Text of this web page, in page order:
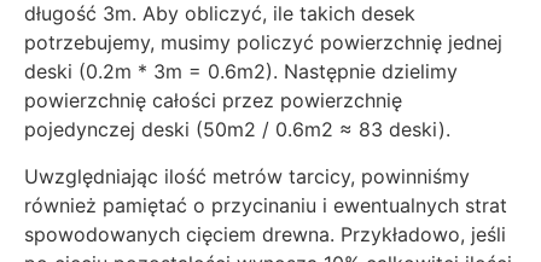
długość 3m. Aby obliczyć, ile takich desek
potrzebujemy, musimy policzyć powierzchnię jednej
deski (0.2m * 3m = 0.6m2). Następnie dzielimy
powierzchnię całości przez powierzchnię
pojedynczej deski (50m2 / 0.6m2 ≈ 83 deski).
Uwzględniając ilość metrów tarcicy, powinniśmy
również pamiętać o przycinaniu i ewentualnych strat
spowodowanych cięciem drewna. Przykładowo, jeśli